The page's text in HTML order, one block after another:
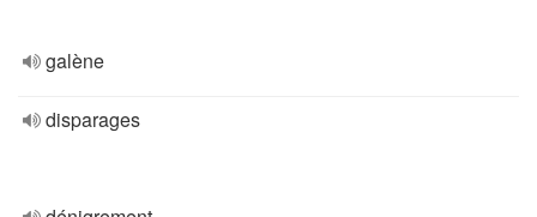
galène
disparages